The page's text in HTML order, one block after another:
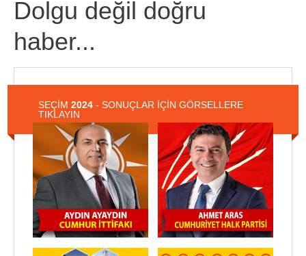
Dolgu değil doğru
haber...
SEÇİM 2024 - SONUÇLAR İÇİN GÖRSELLERE
TIKLAYIN